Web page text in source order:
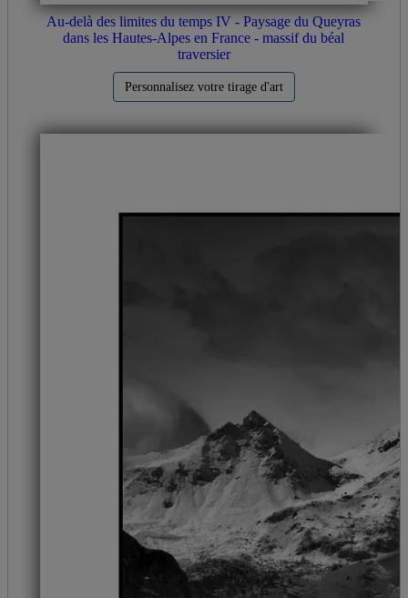
Au-delà des limites du temps IV - Paysage du Queyras
dans les Hautes-Alpes en France - massif du béal
traversier
Personnalisez votre tirage d'art